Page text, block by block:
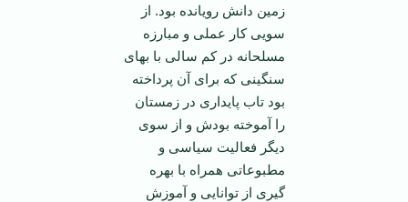
زمین دانش رویانده بود. از
سویی کار عملی و مبارزه
مسلحانه در کم سالی با بهای
سنگینی که برای آن پرداخته
بود تاب پایداری در زمستان
را آموخته بودش و از سوی
دیگر فعالیت سیاسی و
مطبوعاتی همراه با بهره
گیری از توانایی و آموزش